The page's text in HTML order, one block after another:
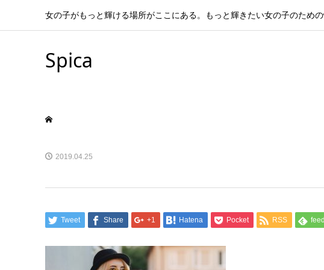
女の子がもっと輝ける場所がここにある。もっと輝きたい女の子のための
Spica
2019.04.25
Tweet Share +1 Hatena Pocket RSS